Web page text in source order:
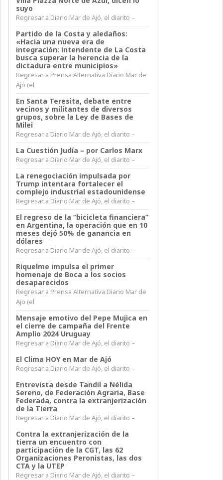
suyo
Regresar a Diario Mar de Ajó, el diarito –
Partido de la Costa y aledaños:
«Hacia una nueva era de
integración: intendente de La Costa
busca superar la herencia de la
dictadura entre municipios»
Regresar a Prensa Alternativa Diario Mar de
Ajo (el
En Santa Teresita, debate entre
vecinos y militantes de diversos
grupos, sobre la Ley de Bases de
Milei
Regresar a Diario Mar de Ajó, el diarito –
La Cuestión Judía – por Carlos Marx
Regresar a Diario Mar de Ajó, el diarito –
La renegociación impulsada por
Trump intentara fortalecer el
complejo industrial estadounidense
Regresar a Diario Mar de Ajó, el diarito –
El regreso de la “bicicleta financiera”
en Argentina, la operación que en 10
meses dejó 50% de ganancia en
dólares
Regresar a Diario Mar de Ajó, el diarito –
Riquelme impulsa el primer
homenaje de Boca a los socios
desaparecidos
Regresar a Prensa Alternativa Diario Mar de
Ajo (el
Mensaje emotivo del Pepe Mujica en
el cierre de campaña del Frente
Amplio 2024 Uruguay
Regresar a Diario Mar de Ajó, el diarito –
El Clima HOY en Mar de Ajó
Regresar a Diario Mar de Ajó, el diarito –
Entrevista desde Tandil a Nélida
Sereno, de Federación Agraria, Base
Federada, contra la extranjerización
de la Tierra
Regresar a Diario Mar de Ajó, el diarito –
Contra la extranjerización de la
tierra un encuentro con
participación de la CGT, las 62
Organizaciones Peronistas, las dos
CTA y la UTEP
Regresar a Diario Mar de Ajó, el diarito –